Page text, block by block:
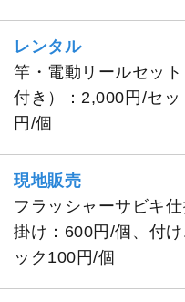
レンタル
竿・電動リールセッ
付き）：2,000円/セ
円/個
現地販売
フラッシャーサビキ
掛け：600円/個、付
ック100円/個